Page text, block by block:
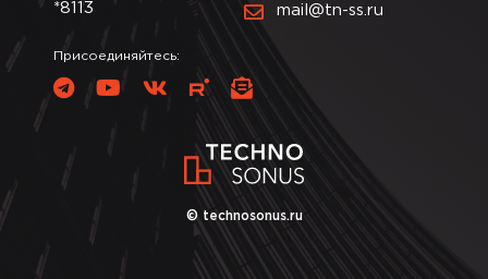
© technosonus.ru
*8113 mail@tn-ss.ru
Присоединяйтесь: